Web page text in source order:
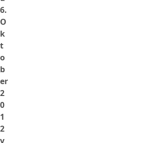
6.
O
k
t
o
b
er
2
0
1
2
v